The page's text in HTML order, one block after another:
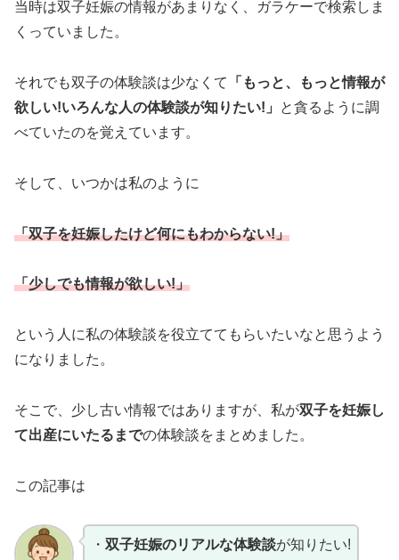
当時は双子妊娠の情報があまりなく、ガラケーで検索しま
くっていました。
それでも双子の体験談は少なくて
「もっと、もっと情報が
欲しい!いろんな人の体験談が知りたい!」
と貪るように調
べていたのを覚えています。
そして、いつかは私のように
「双子を妊娠したけど何にもわからない!」
「少しでも情報が欲しい!」
という人に私の体験談を役立ててもらいたいなと思うよう
になりました。
そこで、少し古い情報ではありますが、私が双子を妊娠し
て出産にいたるまでの体験談をまとめました。
この記事は
・ 双子妊娠のリアルな体験談が知りたい!